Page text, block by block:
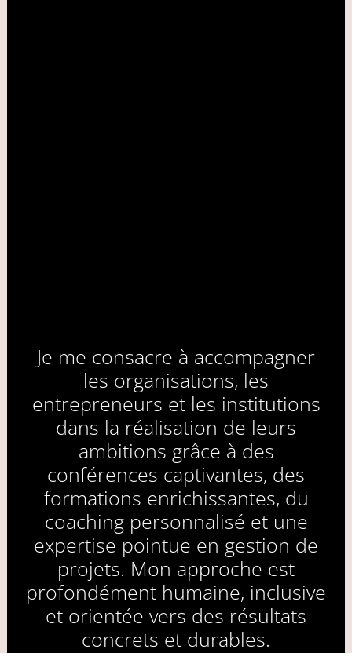
Je me consacre à accompagner
les organisations, les
entrepreneurs et les institutions
dans la réalisation de leurs
ambitions grâce à des
conférences captivantes, des
formations enrichissantes, du
coaching personnalisé et une
expertise pointue en gestion de
projets. Mon approche est
profondément humaine, inclusive
et orientée vers des résultats
concrets et durables.